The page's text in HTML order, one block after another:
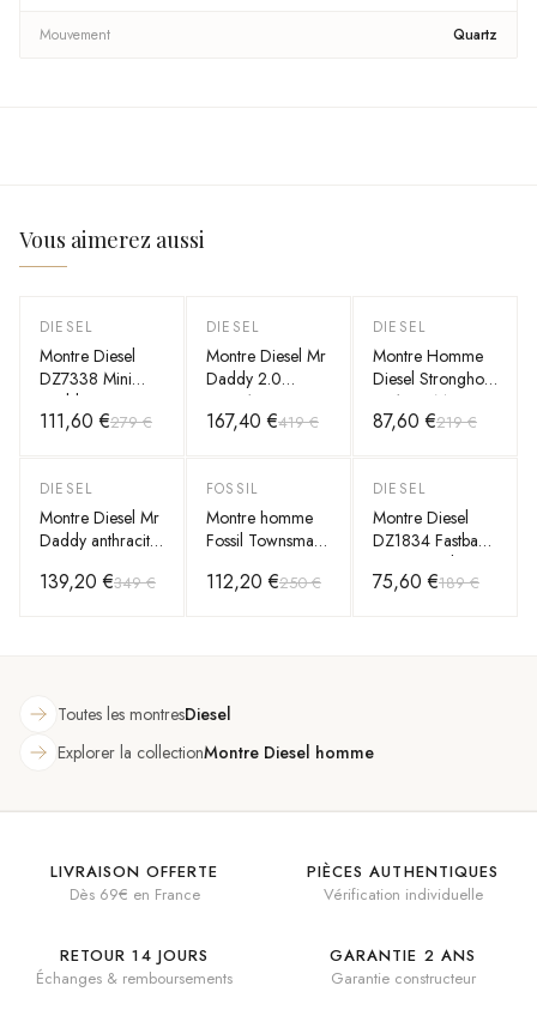
Mouvement Quartz
Vous aimerez aussi
-60%
DIESEL
Montre Diesel
DZ7338 Mini
Daddy avec
Cadran Brun et
111,60 €279 €
-60%
DIESEL
Montre Diesel Mr
Daddy 2.0
DZ7314 cuir
marron cadran
167,40 €419 €
-60%
DIESEL
Montre Homme
Diesel Stronghold
DZ1724 Marron
87,60 €219 €
-60%
DIESEL
Montre Diesel Mr
Daddy anthracite
grand cadran
139,20 €349 €
-55%
FOSSIL
Montre homme
Fossil Townsman
ME3181 en cuir
112,20 €250 €
-60%
DIESEL
Montre Diesel
DZ1834 Fastbak
avec Bracelet en
Cuir Noir et
75,60 €189 €
Toutes les montresDiesel
Explorer la collectionMontre Diesel homme
LIVRAISON OFFERTE
Dès 69€ en France
PIÈCES AUTHENTIQUES
Vérification individuelle
RETOUR 14 JOURS
Échanges & remboursements
GARANTIE 2 ANS
Garantie constructeur